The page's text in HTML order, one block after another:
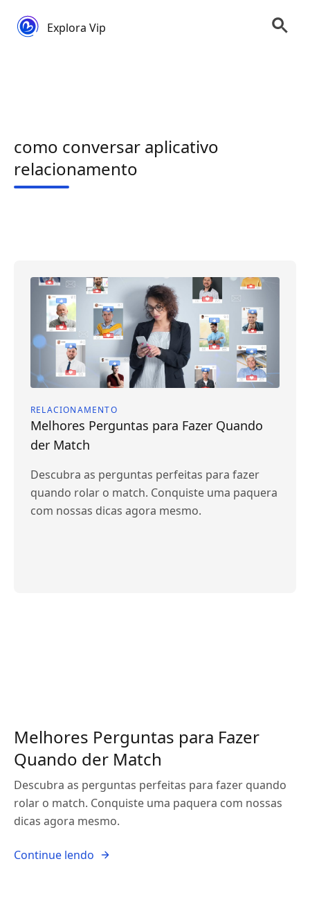
Explora Vip
como conversar aplicativo
relacionamento
RELACIONAMENTO
Melhores Perguntas para Fazer Quando
der Match
Descubra as perguntas perfeitas para fazer
quando rolar o match. Conquiste uma paquera
com nossas dicas agora mesmo.
Melhores Perguntas para Fazer
Quando der Match
Descubra as perguntas perfeitas para fazer quando
rolar o match. Conquiste uma paquera com nossas
dicas agora mesmo.
Continue lendo